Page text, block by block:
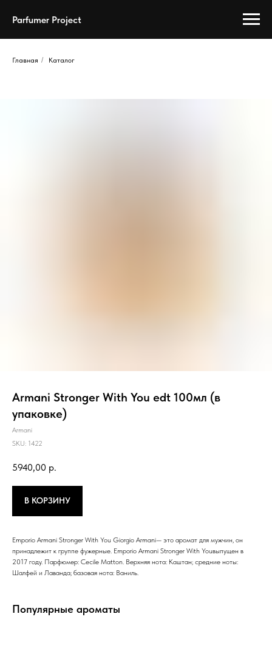
Parfumer Project
Главная / Каталог
Armani Stronger With You edt 100мл (в
упаковке)
Armani
SKU: 1422
5940,00 р.
В КОРЗИНУ
Emporio Armani Stronger With You Giorgio Armani— это аромат для мужчин, он
принадлежит к группе фужерные. Emporio Armani Stronger With Youвыпущен в
2017 году. Парфюмер: Cecile Matton. Верхняя нота: Каштан; средние ноты:
Шалфей и Лаванда; базовая нота: Ваниль.
Популярные ароматы